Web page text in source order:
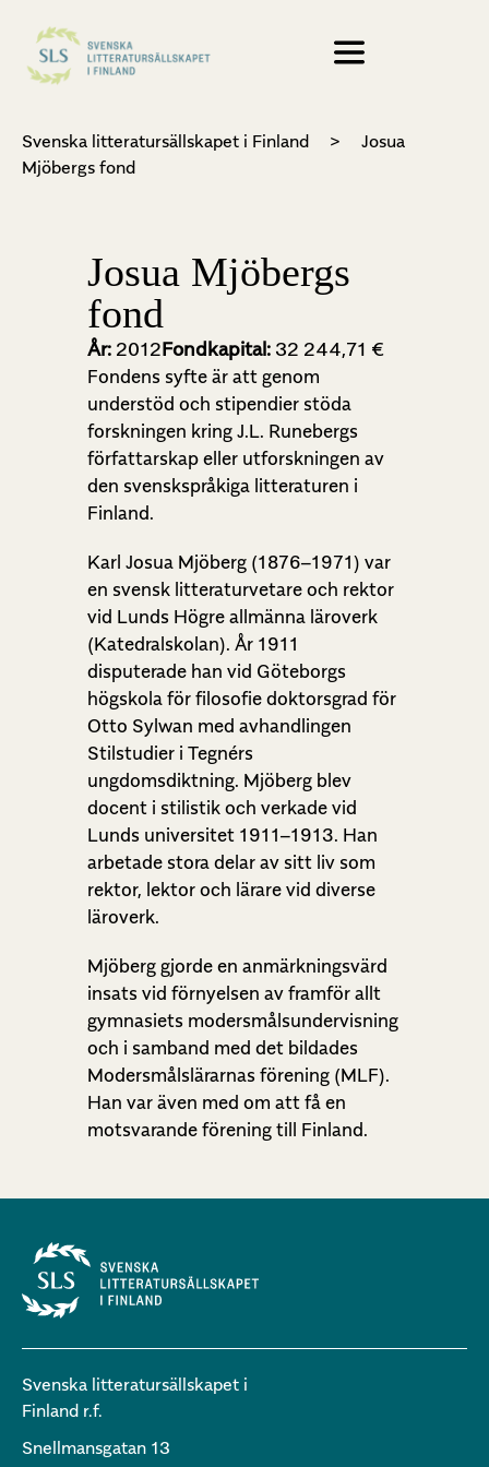
Svenska litteratursällskapet i Finland >
Josua
Mjöbergs fond
Josua Mjöbergs
fond
År: 2012Fondkapital: 32 244,71 €
Fondens syfte är att genom
understöd och stipendier stöda
forskningen kring J.L. Runebergs
författarskap eller utforskningen av
den svenskspråkiga litteraturen i
Finland.
Karl Josua Mjöberg (1876–1971) var
en svensk litteraturvetare och rektor
vid Lunds Högre allmänna läroverk
(Katedralskolan). År 1911
disputerade han vid Göteborgs
högskola för filosofie doktorsgrad för
Otto Sylwan med avhandlingen
Stilstudier i Tegnérs
ungdomsdiktning. Mjöberg blev
docent i stilistik och verkade vid
Lunds universitet 1911–1913. Han
arbetade stora delar av sitt liv som
rektor, lektor och lärare vid diverse
läroverk.
Mjöberg gjorde en anmärkningsvärd
insats vid förnyelsen av framför allt
gymnasiets modersmålsundervisning
och i samband med det bildades
Modersmålslärarnas förening (MLF).
Han var även med om att få en
motsvarande förening till Finland.
Svenska litteratursällskapet i
Finland r.f.
Snellmansgatan 13